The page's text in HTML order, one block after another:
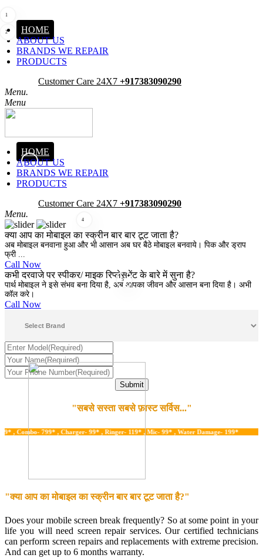
HOME
ABOUT US
BRANDS WE REPAIR
PRODUCTS
Customer Care 24X7 +917383090290
Menu.
Menu
HOME
ABOUT US
BRANDS WE REPAIR
PRODUCTS
Customer Care 24X7 +917383090290
Menu.
क्या आप का मोबाइल का स्क्रीन बार बार टूट जाता है?
अब मोबाइल बनवाना हुआ और भी आसान अब घर बैठे मोबाइल बनवाये। पिक और ड्राप
फ्री ...
Call Now
कभी दरवाजे पर स्पीकर/ माइक रिप्लेसमेंट के बारे में सुना है?
पार्थ मोबाइल ने इसे संभव बना दिया है, अब आपका जीवन और आसान बना दिया है। अभी
कॉल करे।
Call Now
"सबसे सस्ता सबसे फ़ास्ट सर्विस..."
799* , Charger- 99* , Ringer- 119* , Mic- 99* , Water Damage- 199*
"क्या आप का मोबाइल का स्क्रीन बार बार टूट जाता है?"
Does your mobile screen break frequently? So at some point in your
life you will need screen repair services. Our certified technicians
can perform screen repairs and replacements with extreme precision.
And can get up to 6 months warranty.
1
2
3
4
5